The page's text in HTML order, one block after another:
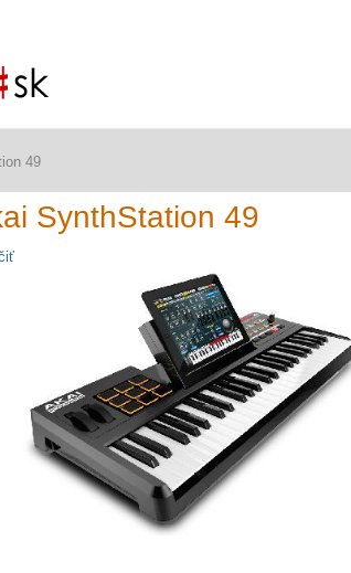
49
SynthStation 49